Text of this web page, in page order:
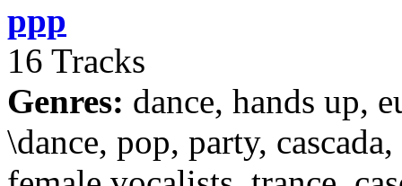
ppp
16 Tracks
Genres: dance, hands up,
\dance, pop, party,